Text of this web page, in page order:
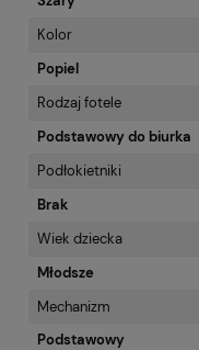
Kolor
Popiel
Rodzaj fotele
Podstawowy do biurka
Podłokietniki
Brak
Wiek dziecka
Młodsze
Mechanizm
Podstawowy